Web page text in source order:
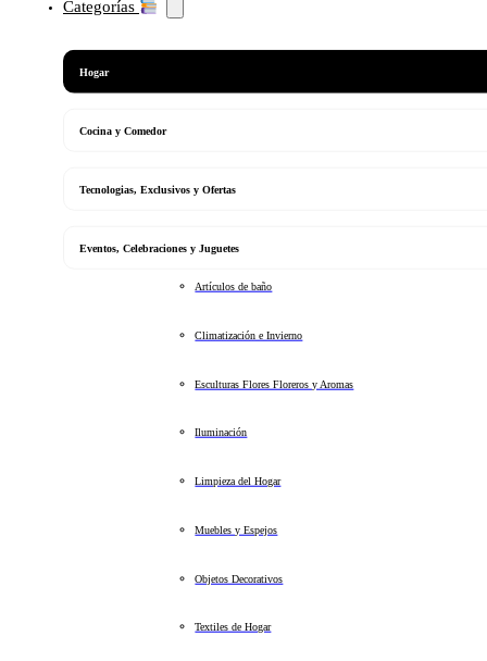
Categorías
Hogar
Cocina y Comedor
Tecnologias, Exclusivos y Ofertas
Eventos, Celebraciones y Juguetes
Artículos de baño
Climatización e Invierno
Esculturas Flores Floreros y Aromas
Iluminación
Limpieza del Hogar
Muebles y Espejos
Objetos Decorativos
Textiles de Hogar